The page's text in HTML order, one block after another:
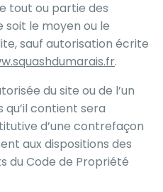
tout ou partie des
soit le moyen ou le
sauf autorisation écrite
.
du site ou de l’un
contient sera
d’une contrefaçon
aux dispositions des
du Code de Propriété